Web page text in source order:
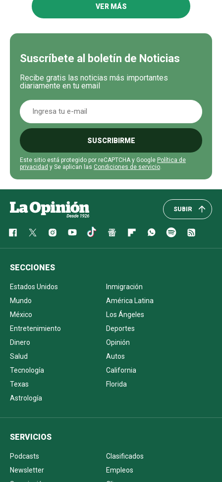
VER MÁS
Suscríbete al boletín de Noticias
Recibe gratis las noticias más importantes
diariamente en tu email
SUSCRIBIRME
Este sitio está protegido por reCAPTCHA y Google Política de
privacidad y Se aplican las Condiciones de servicio.
SUBIR
SECCIONES
Estados Unidos
Inmigración
Mundo
América Latina
México
Los Ángeles
Entretenimiento
Deportes
Dinero
Opinión
Salud
Autos
Tecnología
California
Texas
Florida
Astrología
SERVICIOS
Podcasts
Clasificados
Newsletter
Empleos